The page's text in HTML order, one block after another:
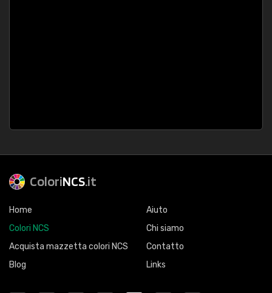
ColoriNCS.it
Home
Colori NCS
Acquista mazzetta colori NCS
Blog
Aiuto
Chi siamo
Contatto
Links